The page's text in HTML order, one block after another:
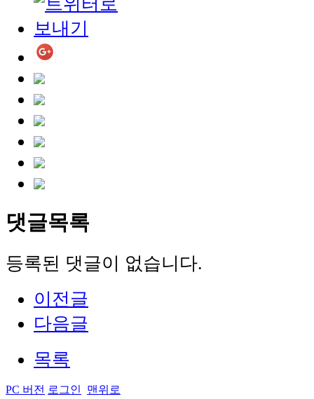
댓글목록
등록된 댓글이 없습니다.
이전글
다음글
목록
PC 버전 로그인 맨위로